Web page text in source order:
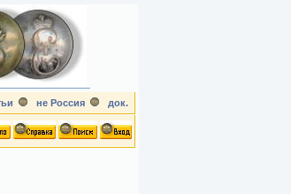
не Россия док.